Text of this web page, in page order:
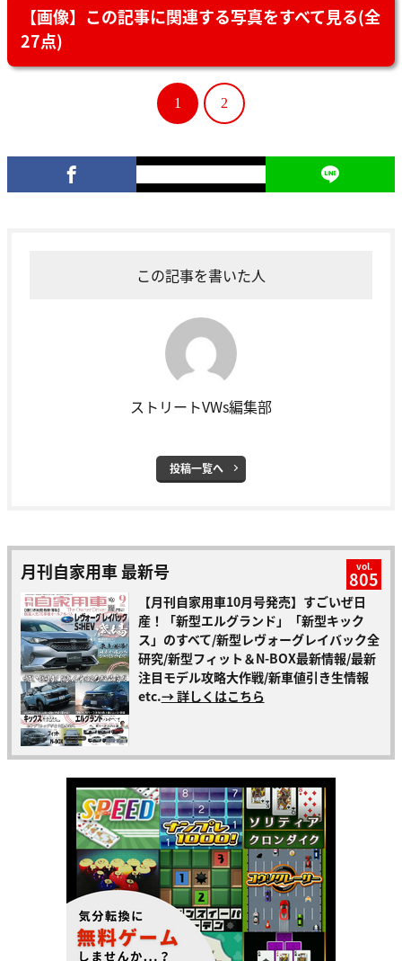
【画像】この記事に関連する写真をすべて見る(全
27点)
1 2
この記事を書いた人
ストリートVWs編集部
投稿一覧へ
月刊自家用車 最新号 vol.
805
【月刊自家用車10月号発売】すごいぜ日
産！「新型エルグランド」「新型キック
ス」のすべて/新型レヴォーグレイバック全
研究/新型フィット＆N-BOX最新情報/最新
注目モデル攻略大作戦/新車値引き生情報
etc.→ 詳しくはこちら